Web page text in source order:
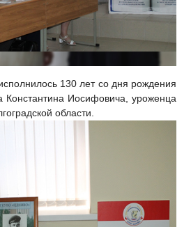
130 лет со дня рождения
Константина Иосифовича, уроженца
области.